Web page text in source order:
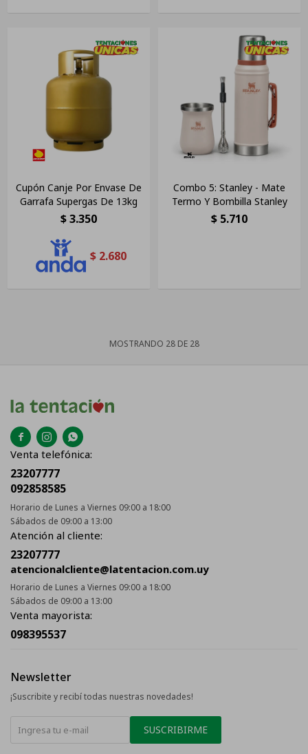
Cupón Canje Por Envase De
Garrafa Supergas De 13kg
$3.350
$ 2.680
Combo 5: Stanley - Mate
Termo Y Bombilla Stanley
$ 5.710
MOSTRANDO 28DE 28
  
Venta telefónica:
23207777
092858585
Horario de Lunes a Viernes 09:00 a 18:00
Sábados de 09:00 a 13:00
Atención al cliente:
23207777
atencionalcliente@latentacion.com.uy
Horario de Lunes a Viernes 09:00 a 18:00
Sábados de 09:00 a 13:00
Venta mayorista:
098395537
Newsletter
¡Suscribite y recibí todas nuestras novedades!
SUSCRIBIRME